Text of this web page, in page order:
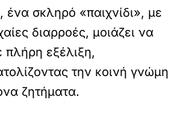
σκληρό «παιχνίδι», με
διαρροές, μοιάζει να
πλήρη εξέλιξη,
την κοινή γνώμη
ζητήματα.